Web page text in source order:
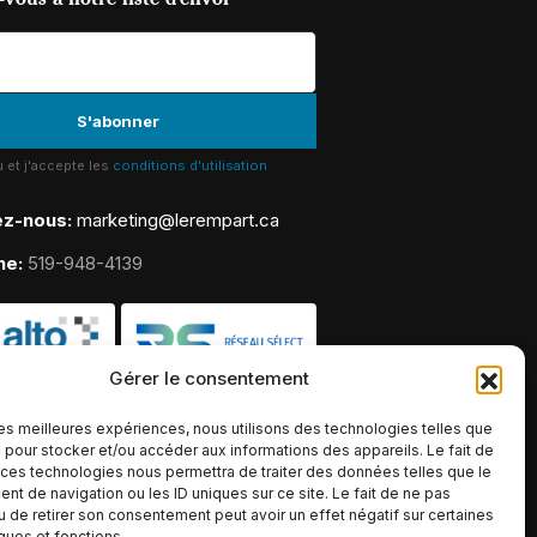
Gérer le consentement
meilleures expériences, nous utilisons des technologies telles que
stocker et/ou accéder aux informations des appareils. Le fait de
technologies nous permettra de traiter des données telles que le
de navigation ou les ID uniques sur ce site. Le fait de ne pas
de retirer son consentement peut avoir un effet négatif sur certaines
et j'accepte les conditions d'utilisation
nous: marketing@lerempart.ca
519-948-4139